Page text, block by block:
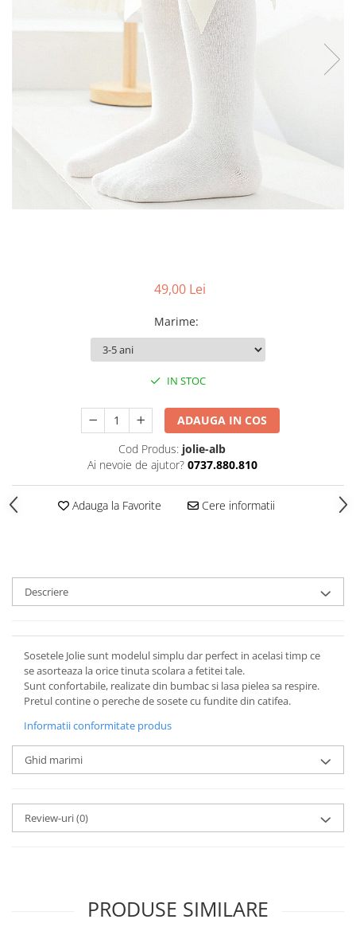
49,00 Lei
Marime:
IN STOC
ADAUGA IN COS
Cod Produs: jolie-alb
Ai nevoie de ajutor? 0737.880.810
Adauga la Favorite Cere informatii
Descriere
Sosetele Jolie sunt modelul simplu dar perfect in acelasi timp ce
se asorteaza la orice tinuta scolara a fetitei tale.
Sunt confortabile, realizate din bumbac si lasa pielea sa respire.
Pretul contine o pereche de sosete cu fundite din catifea.
Informatii conformitate produs
Ghid marimi
Review-uri(0)
PRODUSE SIMILARE